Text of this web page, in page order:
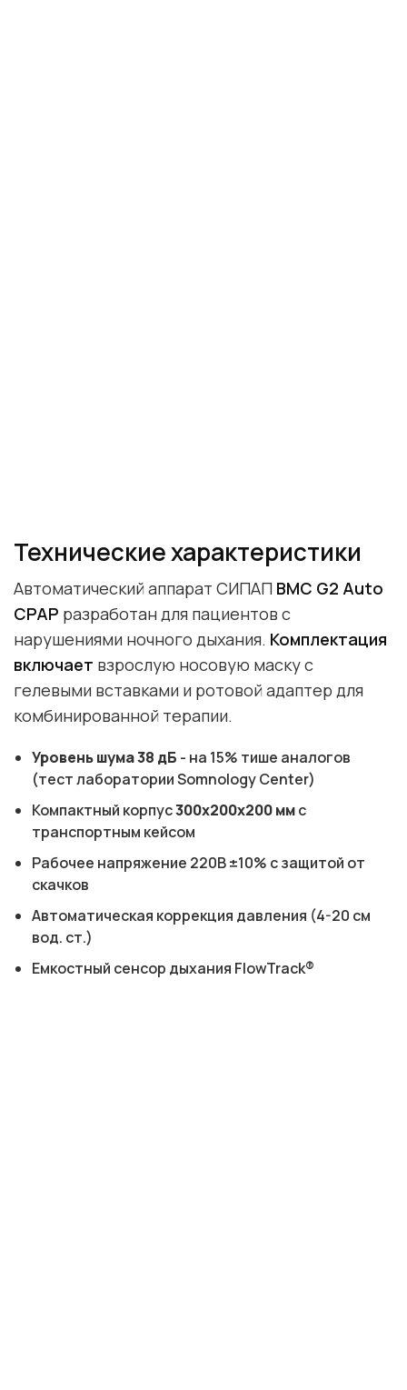
Технические характеристики
Автоматический аппарат СИПАП BMC G2 Auto
CPAP разработан для пациентов с
нарушениями ночного дыхания. Комплектация
включает взрослую носовую маску с
гелевыми вставками и ротовой адаптер для
комбинированной терапии.
Уровень шума 38 дБ - на 15% тише аналогов
(тест лаборатории Somnology Center)
Компактный корпус300x200x200 ммс
транспортным кейсом
Рабочее напряжение 220В ±10% с защитой от
скачков
Автоматическая коррекция давления (4-20 см
вод. ст.)
Емкостный сенсор дыхания FlowTrack®